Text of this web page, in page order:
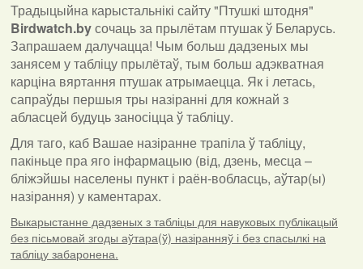
Традыцыйна карыстальнікі сайту "Птушкі штодня"
Birdwatch.byсочаць за прылётам птушак ў Беларусь.
Запрашаем далучацца! Чым больш дадзеных мы
занясем у табліцу прылётаў, тым больш адэкватная
карціна вяртання птушак атрымаецца. Як і летась,
сапраўды першыя тры назіранні для кожнай з
абласцей будуць заносіцца ў табліцу.
Для таго, каб Вашае назіранне трапіла ў табліцу,
пакіньце пра яго інфармацыю (від, дзень, месца –
бліжэйшы населены пункт і раён-вобласць, аўтар(ы)
назірання) у каментарах.
Выкарыстанне дадзеных з табліцы для навуковых публікацый
без пісьмовай згоды аўтара(ў) назіранняў і без спасылкі на
табліцу забаронена.